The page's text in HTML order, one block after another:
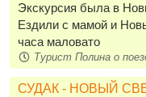
Экскурсия была в
Ездили с мамой и
часа маловато
Турист Полина о
СУДАК - НОВЫЙ